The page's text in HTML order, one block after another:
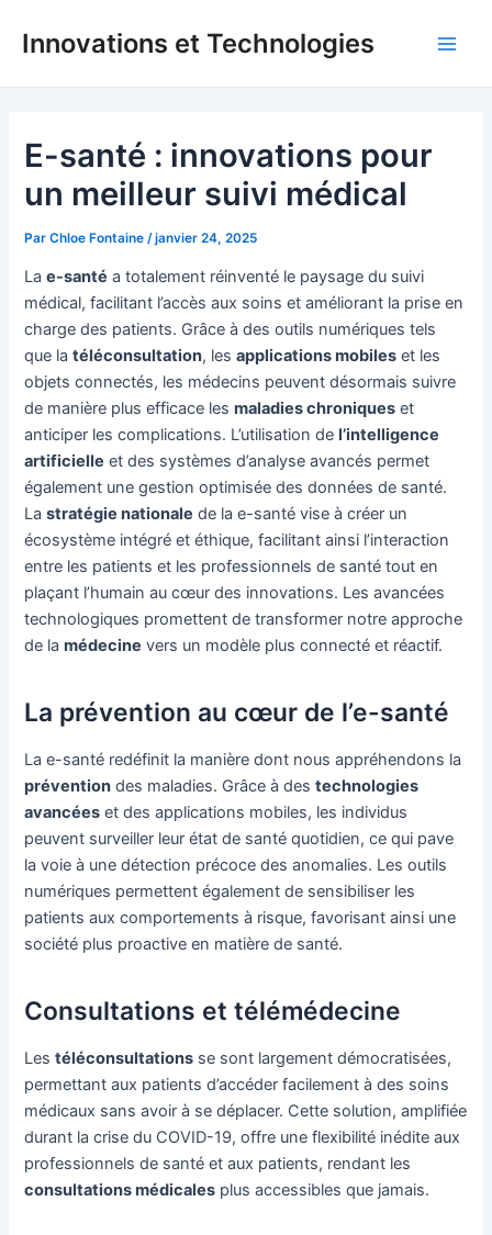
Innovations et Technologies
E-santé : innovations pour
un meilleur suivi médical
ParChloe Fontaine /janvier 24, 2025
Lae-santé a totalement réinventé le paysage du suivi
médical, facilitant l’accès aux soins et améliorant la prise en
charge des patients. Grâce à des outils numériques tels
que latéléconsultation, lesapplications mobiles et les
objets connectés, les médecins peuvent désormais suivre
de manière plus efficace lesmaladies chroniques et
anticiper les complications. L’utilisation de l’intelligence
artificielle et des systèmes d’analyse avancés permet
également une gestion optimisée des données de santé.
Lastratégie nationale de la e-santé vise à créer un
écosystème intégré et éthique, facilitant ainsi l’interaction
entre les patients et les professionnels de santé tout en
plaçant l’humain au cœur des innovations. Les avancées
technologiques promettent de transformer notre approche
de lamédecine vers un modèle plus connecté et réactif.
La prévention au cœur de l’e-santé
La e-santé redéfinit la manière dont nous appréhendons la
prévention des maladies. Grâce à destechnologies
avancées et des applications mobiles, les individus
peuvent surveiller leur état de santé quotidien, ce qui pave
la voie à une détection précoce des anomalies. Les outils
numériques permettent également de sensibiliser les
patients aux comportements à risque, favorisant ainsi une
société plus proactive en matière de santé.
Consultations et télémédecine
Lestéléconsultations se sont largement démocratisées,
permettant aux patients d’accéder facilement à des soins
médicaux sans avoir à se déplacer. Cette solution, amplifiée
durant la crise du COVID-19, offre une flexibilité inédite aux
professionnels de santé et aux patients, rendant les
consultations médicales plus accessibles que jamais.